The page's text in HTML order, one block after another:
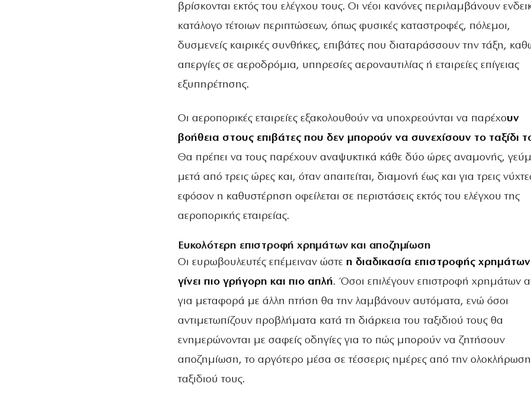
βρίσκονται εκτός του ελέγχου τους. Οι νέοι κανόνες περιλαμβάνουν
κατάλογο τέτοιων περιπτώσεων, όπως φυσικές καταστροφές, πόλεμοι,
δυσμενείς καιρικές συνθήκες, επιβάτες που διαταράσσουν την τάξη,
απεργίες σε αεροδρόμια, υπηρεσίες αεροναυτιλίας ή εταιρείες επίγειας
εξυπηρέτησης.
Οι αεροπορικές εταιρείες εξακολουθούν να υποχρεούνται να παρέχουν
βοήθεια στους επιβάτες που δεν μπορούν να συνεχίσουν το ταξίδι
Θα πρέπει να τους παρέχουν αναψυκτικά κάθε δύο ώρες αναμονής,
μετά από τρεις ώρες και, όταν απαιτείται, διαμονή έως και για τρεις
εφόσον η καθυστέρηση οφείλεται σε περιστάσεις εκτός του ελέγχου της
αεροπορικής εταιρείας.
Ευκολότερη επιστροφή χρημάτων και αποζημίωση
Οι ευρωβουλευτές επέμειναν ώστε η διαδικασία επιστροφής
γίνει πιο γρήγορη και πιο απλή. Όσοι επιλέγουν επιστροφή χρημάτων
για μεταφορά με άλλη πτήση θα την λαμβάνουν αυτόματα, ενώ όσοι
αντιμετωπίζουν προβλήματα κατά τη διάρκεια του ταξιδιού τους θα
ενημερώνονται με σαφείς οδηγίες για το πώς μπορούν να ζητήσουν
αποζημίωση, το αργότερο μέσα σε τέσσερις ημέρες από την
ταξιδιού τους.